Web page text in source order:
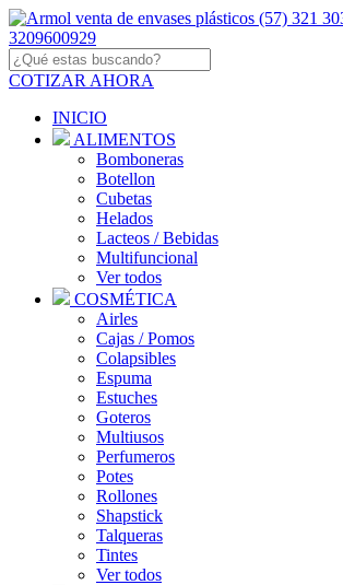
COTIZAR AHORA
INICIO
ALIMENTOS
Bomboneras
Botellon
Cubetas
Helados
Lacteos / Bebidas
Multifuncional
Ver todos
COSMÉTICA
Airles
Cajas / Pomos
Colapsibles
Espuma
Estuches
Goteros
Multiusos
Perfumeros
Potes
Rollones
Shapstick
Talqueras
Tintes
Ver todos